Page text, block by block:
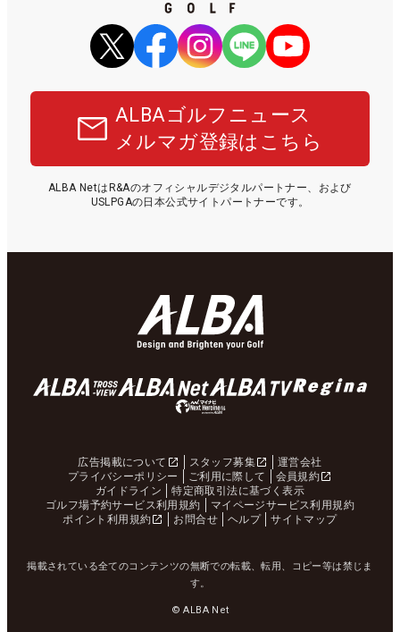
ALBAゴルフニュース
メルマガ登録はこちら
ALBA NetはR&Aのオフィシャルデジタルパートナー、および
USLPGAの日本公式サイトパートナーです。
広告掲載について スタッフ募集
運営会社
プライバシーポリシー
ご利用に際して
会員規約
ガイドライン
特定商取引法に基づく表示
ゴルフ場予約サービス利用規約
マイページサービス利用規約
ポイント利用規約
お問合せ ヘルプ サイトマップ
掲載されている全てのコンテンツの無断での転載、転用、コピー等は禁じま
す。
© ALBA Net